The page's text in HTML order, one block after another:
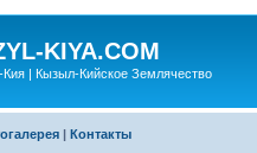
KIYA.COM
| Кызыл-Кийское Землячество
| Контакты